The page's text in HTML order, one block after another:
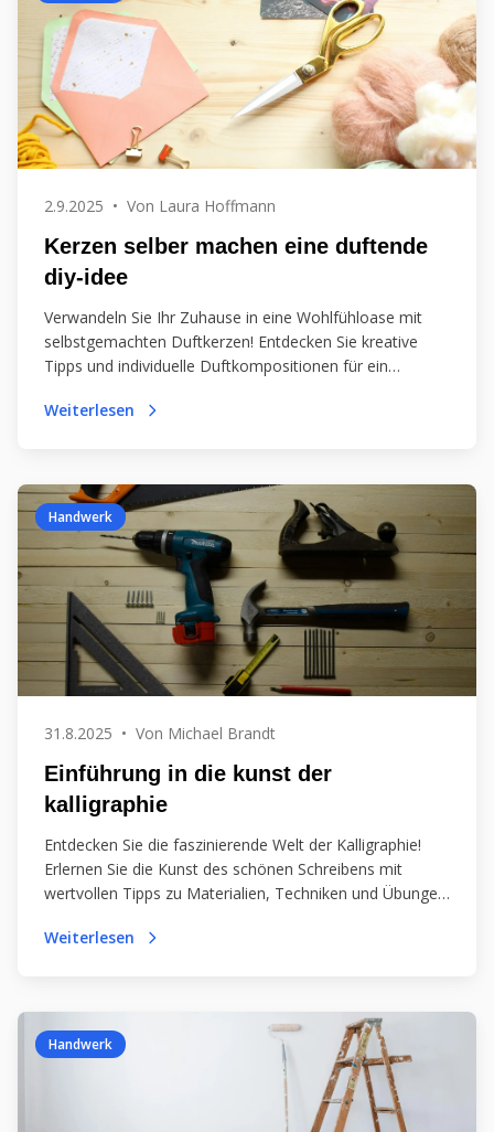
2.9.2025 • Von Laura Hoffmann
Kerzen selber machen eine duftende
diy-idee
Verwandeln Sie Ihr Zuhause in eine Wohlfühloase mit
selbstgemachten Duftkerzen! Entdecken Sie kreative
Tipps und individuelle Duftkompositionen für ein
Weiterlesen
Handwerk
31.8.2025 • Von Michael Brandt
Einführung in die kunst der
kalligraphie
Entdecken Sie die faszinierende Welt der Kalligraphie!
Erlernen Sie die Kunst des schönen Schreibens mit
wertvollen Tipps zu Materialien, Techniken und Übungen
Weiterlesen
Handwerk